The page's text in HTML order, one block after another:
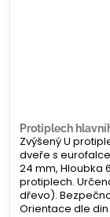
Protiplech
Zvýšený U
dveře s
24 mm, Hloubka
protiplech.
dřevo).
Orientace dle